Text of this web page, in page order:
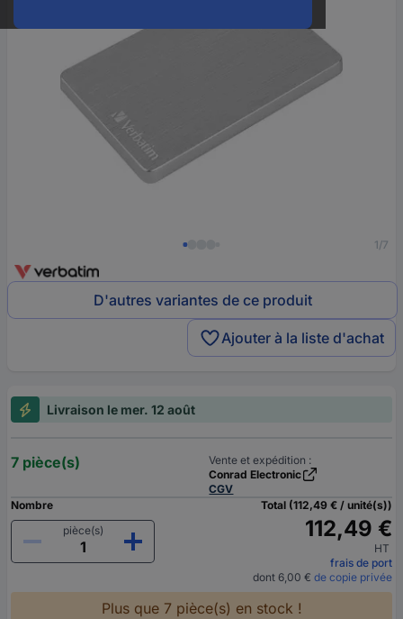
1/7
D'autres variantes de ce produit
Ajouter à la liste d'achat
Livraison le mer. 12 août
7 pièce(s)
Vente et expédition :
Conrad Electronic
CGV
Nombre
pièce(s)
Total (112,49 € / unité(s))
112,49 €
HT
frais de port
dont 6,00 € de copie privée
Plus que 7 pièce(s) en stock !